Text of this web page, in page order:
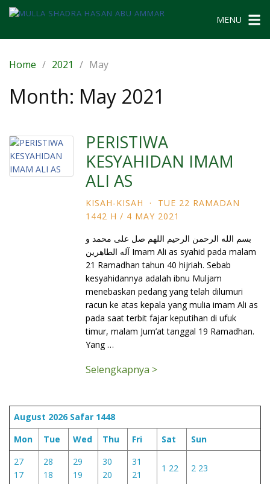
Skip
MENU
Home 2021 May
Month: May 2021
PERISTIWA
KESYAHIDAN IMAM
ALI AS
KISAH-KISAH ·
TUE 22 RAMADAN
1442 H / 4 MAY 2021
بسم الله الرحمن الرحيم اللهم صل على محمد و
آله الطاهرين Imam Ali as syahid pada malam
21 Ramadhan tahun 40 hijriah. Sebab
kesyahidannya adalah ibnu Muljam
menebaskan pedang yang telah dilumuri
racun ke atas kepala yang mulia imam Ali as
pada saat terbit fajar keputihan di ufuk
timur, malam Jum’at tanggal 19 Ramadhan.
Yang …
Selengkapnya >
August 2026 Safar 1448
Mon
Tue Wed Thu Fri Sat
Sun
27
17
28
18
29
19
30
20
31
21
1 22 2 23